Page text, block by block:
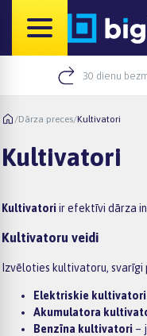
30 dienu
/Dārza preces/Kultivatori
Kultivatori
Kultivatoriir efektīvi dārza
Kultivatoru veidi
Izvēloties kultivatoru, svarīgi
Elektriskie kultivatori
Akumulatora
Benzīna kultivatori –